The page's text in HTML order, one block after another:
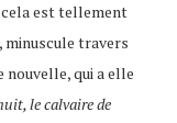
cela est tellement
minuscule travers
nouvelle, qui a elle
le calvaire de